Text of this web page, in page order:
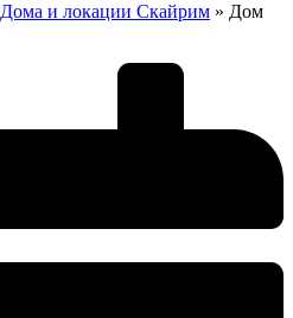
Дома и локации Скайрим » Дом